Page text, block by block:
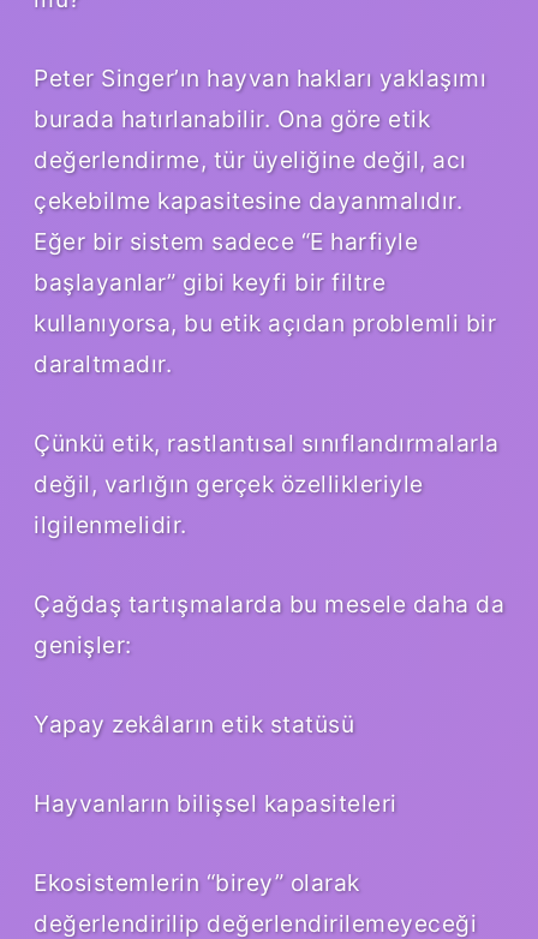
Peter Singer’ın hayvan hakları yaklaşımı
burada hatırlanabilir. Ona göre etik
değerlendirme, tür üyeliğine değil, acı
çekebilme kapasitesine dayanmalıdır.
Eğer bir sistem sadece “E harfiyle
başlayanlar” gibi keyfi bir filtre
kullanıyorsa, bu etik açıdan problemli bir
daraltmadır.
Çünkü etik, rastlantısal sınıflandırmalarla
değil, varlığın gerçek özellikleriyle
ilgilenmelidir.
Çağdaş tartışmalarda bu mesele daha da
genişler:
Yapay zekâların etik statüsü
Hayvanların bilişsel kapasiteleri
Ekosistemlerin “birey” olarak
değerlendirilip değerlendirilemeyeceği